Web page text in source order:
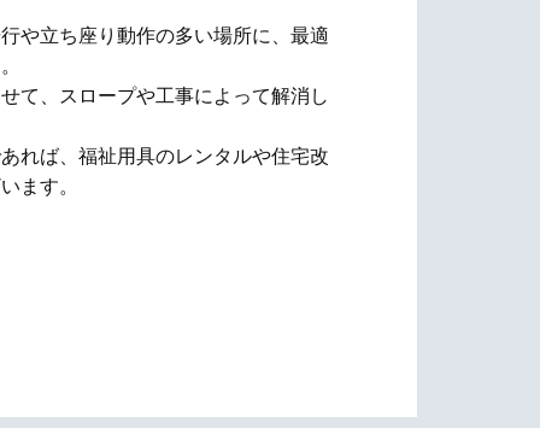
や立ち座り動作の多い場所に、最適
て、スロープや工事によって解消し
れば、福祉用具のレンタルや住宅改
ます。